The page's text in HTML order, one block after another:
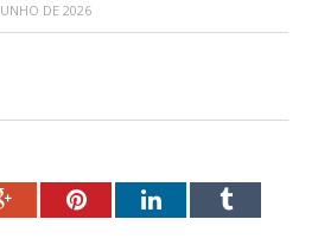
DE 2026
Google+PinterestLinkedInTumblr